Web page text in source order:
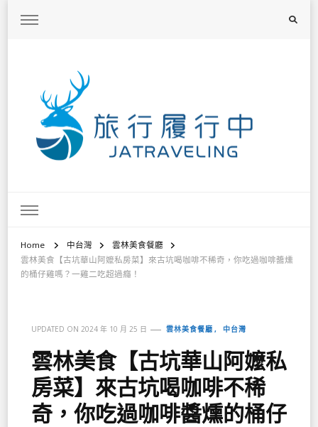
Home 中台灣
雲林美食餐廳
雲林美食【古坑華山阿嬤私房菜】來古坑喝咖啡不稀奇，你吃過咖啡醬燻
的桶仔雞嗎？一雞二吃超過癮！
UPDATED ON 2024 年 10 月 25 日 雲林美食餐廳 中台灣
雲林美食【古坑華山阿嬤私
房菜】來古坑喝咖啡不稀
奇，你吃過咖啡醬燻的桶仔